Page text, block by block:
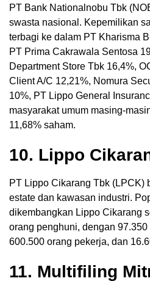
PT Bank Nationalnobu Tbk
swasta nasional. Kepemilikan
terbagi ke dalam PT Kharisma
PT Prima Cakrawala Sentosa
Department Store Tbk 16,4%,
Client A/C 12,21%, Nomura
10%, PT Lippo General
masyarakat umum masing-
11,68% saham.
10. Lippo
PT Lippo Cikarang Tbk (LPCK)
estate dan kawasan industri.
dikembangkan Lippo Cikarang
orang penghuni, dengan
600.500 orang pekerja, dan
11. Multifiling